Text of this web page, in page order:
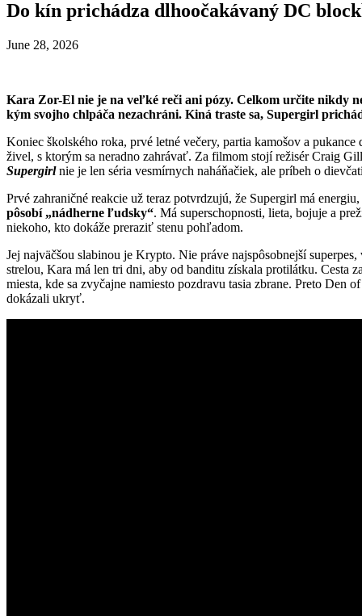
Do kín prichádza dlhoočakávaný DC
June 28, 2026
Kara Zor-El nie je na veľké reči ani pózy. Celkom určite nikdy
kým svojho chlpáča nezachráni. Kiná traste sa, Supergirl
Koniec školského roka, prvé letné večery, partia kamošov a
živel, s ktorým sa neradno zahrávať. Za filmom stojí režisér Craig
Supergirlnie je len séria vesmírnych naháňačiek, ale príbeh o
Prvé zahraničné reakcie už teraz potvrdzujú, že Supergirl má
pôsobí „nádherne ľudsky“. Má superschopnosti, lieta, bojuje a
niekoho, kto dokáže preraziť stenu pohľadom.
Jej najväčšou slabinou je Krypto. Nie práve najspôsobnejší
strelou, Kara má len tri dni, aby od banditu získala protilátku. Cesta
miesta, kde sa zvyčajne namiesto pozdravu tasia zbrane. Preto Den
dokázali ukryť.